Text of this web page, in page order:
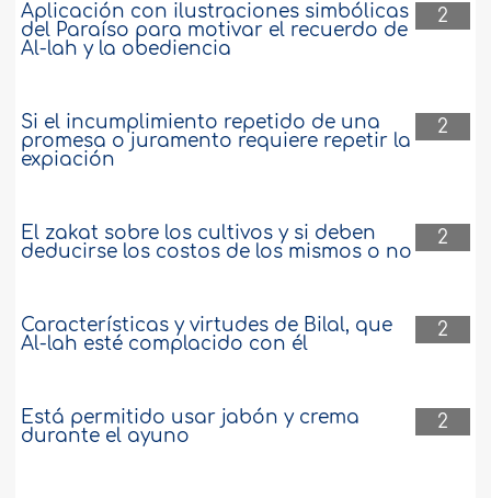
2
Aplicación con ilustraciones simbólicas
del Paraíso para motivar el recuerdo de
Al-lah y la obediencia
2
Si el incumplimiento repetido de una
promesa o juramento requiere repetir la
expiación
2
El zakat sobre los cultivos y si deben
deducirse los costos de los mismos o no
2
Características y virtudes de Bilal, que
Al-lah esté complacido con él
2
Está permitido usar jabón y crema
durante el ayuno